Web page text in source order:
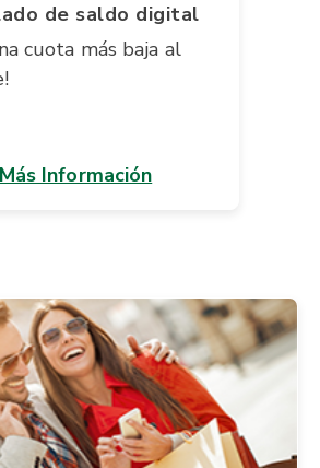
de saldo digital
cuota más baja al
Más Información